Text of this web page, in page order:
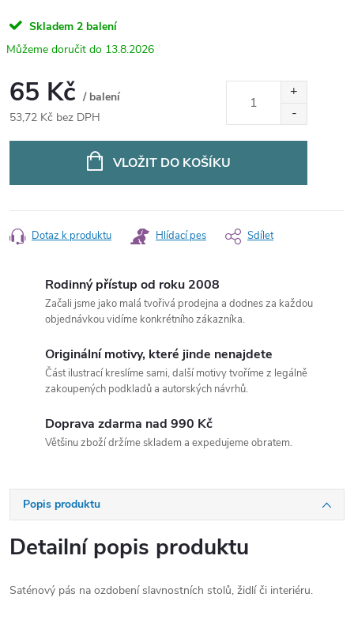
Skladem 2 balení
13.8.2026
65 Kč / balení
53,72 Kč bez DPH
VLOŽIT DO KOŠÍKU
Dotaz k produktu Hlídací pes Sdílet
Rodinný přístup od roku 2008
Začali jsme jako malá tvořivá prodejna a dodnes za každou
objednávkou vidíme konkrétního zákazníka.
Originální motivy, které jinde nenajdete
Část ilustrací kreslíme sami, další motivy tvoříme z legálně
zakoupených podkladů a autorských návrhů.
Doprava zdarma nad 990 Kč
Většinu zboží držíme skladem a expedujeme obratem.
Popis produktu
Detailní popis produktu
Saténový pás na ozdobení slavnostních stolů, židlí či interiéru.